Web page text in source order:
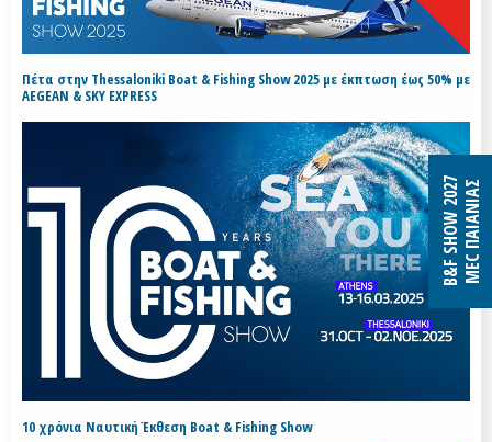
Πέτα στην Thessaloniki Boat & Fishing Show 2025 με έκπτωση έως 50% με
AEGEAN & SKY EXPRESS
10 χρόνια Ναυτική Έκθεση Boat & Fishing Show
B&F SHOW 2027MEC ΠΑΙΑΝΙΑΣ